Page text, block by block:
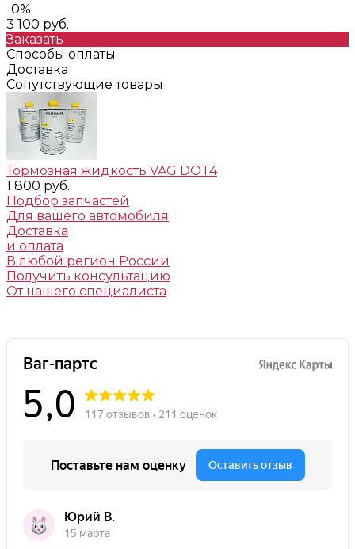
-0%
3 100 руб.
Заказать
Способы оплаты
Доставка
Сопутствующие товары
Тормозная жидкость VAG DOT4
1 800 руб.
Подбор запчастей
Для вашего автомобиля
Доставка
и оплата
В любой регион России
Получить консультацию
От нашего специалиста